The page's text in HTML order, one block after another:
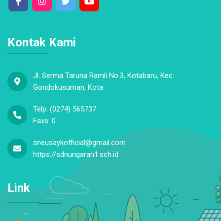
Kontak Kami
Jl. Serma Taruna Ramli No.3, Kotabaru, Kec.
Gondokusuman, Kota
Telp: (0274) 565737
Faxs: 0
sneusaykofficial@gmail.com
https://sdnungaran1.sch.id
Link